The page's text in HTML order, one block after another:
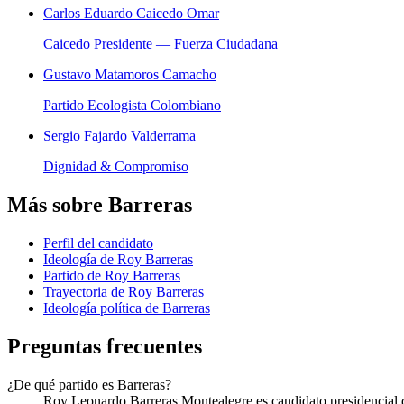
Carlos Eduardo Caicedo Omar
Caicedo Presidente — Fuerza Ciudadana
Gustavo Matamoros Camacho
Partido Ecologista Colombiano
Sergio Fajardo Valderrama
Dignidad & Compromiso
Más sobre Barreras
Perfil del candidato
Ideología de Roy Barreras
Partido de Roy Barreras
Trayectoria de Roy Barreras
Ideología política de Barreras
Preguntas frecuentes
¿De qué partido es Barreras?
Roy Leonardo Barreras Montealegre es candidato